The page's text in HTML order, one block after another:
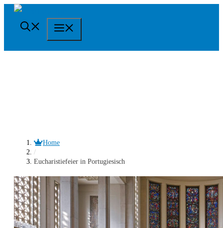
Springe
zum
Home
/
Eucharistiefeier in Portugiesisch